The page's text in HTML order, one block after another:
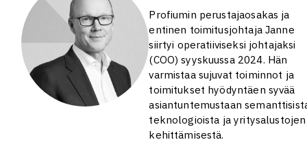
Profiumin perustajaosakas ja
entinen toimitusjohtaja Janne
siirtyi operatiiviseksi johtajaksi
(COO) syyskuussa 2024. Hän
varmistaa sujuvat toiminnot ja
toimitukset hyödyntäen syvää
asiantuntemustaan
teknologioista ja yritysalustojen
kehittämisestä.